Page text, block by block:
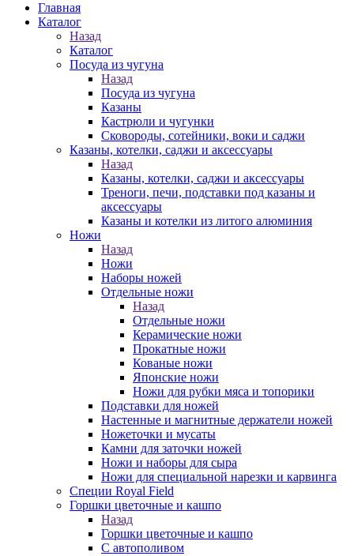
Главная
Каталог
Назад
Каталог
Посуда из чугуна
Назад
Посуда из чугуна
Казаны
Кастрюли и чугунки
Сковороды, сотейники, воки и саджи
Казаны, котелки, саджи и аксессуары
Назад
Казаны, котелки, саджи и аксессуары
Треноги, печи, подставки под казаны и
аксессуары
Казаны и котелки из литого алюминия
Ножи
Назад
Ножи
Наборы ножей
Отдельные ножи
Назад
Отдельные ножи
Керамические ножи
Прокатные ножи
Кованые ножи
Японские ножи
Ножи для рубки мяса и топорики
Подставки для ножей
Настенные и магнитные держатели ножей
Ножеточки и мусаты
Камни для заточки ножей
Ножи и наборы для сыра
Ножи для специальной нарезки и карвинга
Специи Royal Field
Горшки цветочные и кашпо
Назад
Горшки цветочные и кашпо
С автополивом